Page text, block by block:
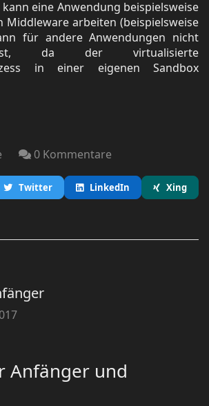
eine Anwendung beispielsweise
Middleware arbeiten (beispielsweise
für andere Anwendungen nicht
da der virtualisierte
in einer eigenen Sandbox
0 Kommentare
Twitter LinkedIn
Xing
Anfänger und